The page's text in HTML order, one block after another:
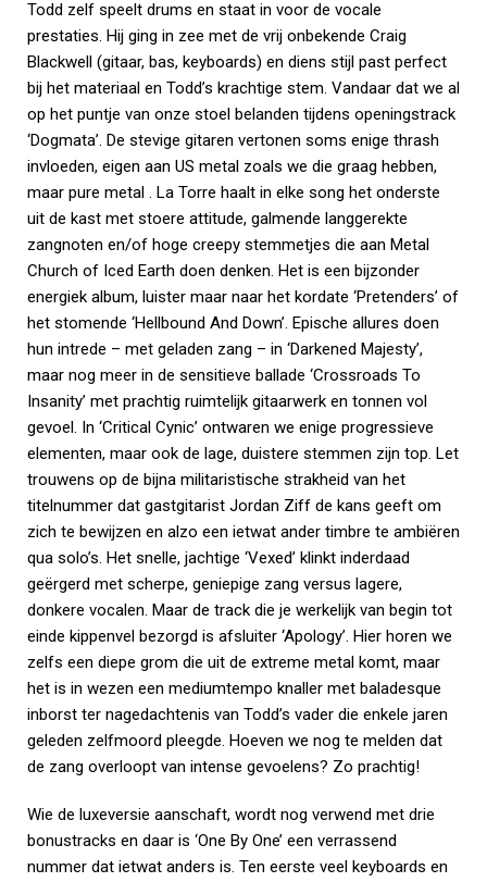
Todd zelf speelt drums en staat in voor de vocale
prestaties. Hij ging in zee met de vrij onbekende Craig
Blackwell (gitaar, bas, keyboards) en diens stijl past perfect
bij het materiaal en Todd’s krachtige stem. Vandaar dat we al
op het puntje van onze stoel belanden tijdens openingstrack
‘Dogmata’. De stevige gitaren vertonen soms enige thrash
invloeden, eigen aan US metal zoals we die graag hebben,
maar pure metal . La Torre haalt in elke song het onderste
uit de kast met stoere attitude, galmende langgerekte
zangnoten en/of hoge creepy stemmetjes die aan Metal
Church of Iced Earth doen denken. Het is een bijzonder
energiek album, luister maar naar het kordate ‘Pretenders’ of
het stomende ‘Hellbound And Down’. Epische allures doen
hun intrede – met geladen zang – in ‘Darkened Majesty’,
maar nog meer in de sensitieve ballade ‘Crossroads To
Insanity’ met prachtig ruimtelijk gitaarwerk en tonnen vol
gevoel. In ‘Critical Cynic’ ontwaren we enige progressieve
elementen, maar ook de lage, duistere stemmen zijn top. Let
trouwens op de bijna militaristische strakheid van het
titelnummer dat gastgitarist Jordan Ziff de kans geeft om
zich te bewijzen en alzo een ietwat ander timbre te ambiëren
qua solo’s. Het snelle, jachtige ‘Vexed’ klinkt inderdaad
geërgerd met scherpe, geniepige zang versus lagere,
donkere vocalen. Maar de track die je werkelijk van begin tot
einde kippenvel bezorgd is afsluiter ‘Apology’. Hier horen we
zelfs een diepe grom die uit de extreme metal komt, maar
het is in wezen een mediumtempo knaller met baladesque
inborst ter nagedachtenis van Todd’s vader die enkele jaren
geleden zelfmoord pleegde. Hoeven we nog te melden dat
de zang overloopt van intense gevoelens? Zo prachtig!
Wie de luxeversie aanschaft, wordt nog verwend met drie
bonustracks en daar is ‘One By One’ een verrassend
nummer dat ietwat anders is. Ten eerste veel keyboards en